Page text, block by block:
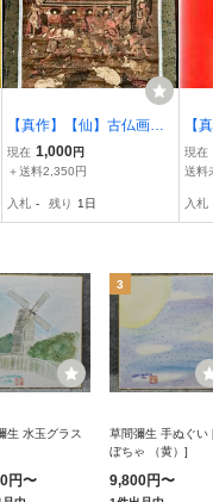
【真作】【仙】古仏画
「釈迦涅槃図」紙本 肉筆
共箱 超超大幅 金箔 仏画
如来 鳥獣 鬼 絵画 掛軸 古
現在 1,000円
＋送料2,350円
入札 - 残り 1日
【
＆
に
師/
現在
送料
入札
生 水玉グラス
円〜
3
草間彌生 手ぬぐい
ぼちゃ （黄）]
9,800円〜